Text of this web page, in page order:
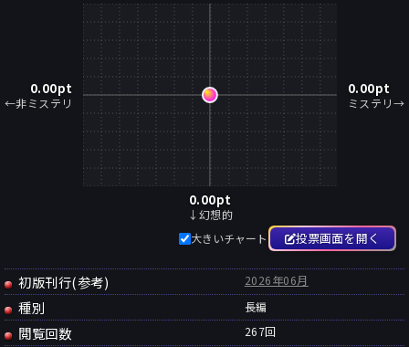
0.00pt
←非ミステリ
0.00pt
ミステリ→
0.00pt
↓幻想的
大きいチャート
投票画面を開く
初版刊行(参考) 2026年06月
種別 長編
閲覧回数 267回